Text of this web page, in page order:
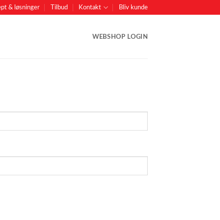
& løsninger Tilbud Kontakt Bliv kunde
WEBSHOP LOGIN